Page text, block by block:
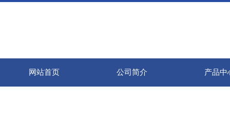
网站首页 公司简介 产品中